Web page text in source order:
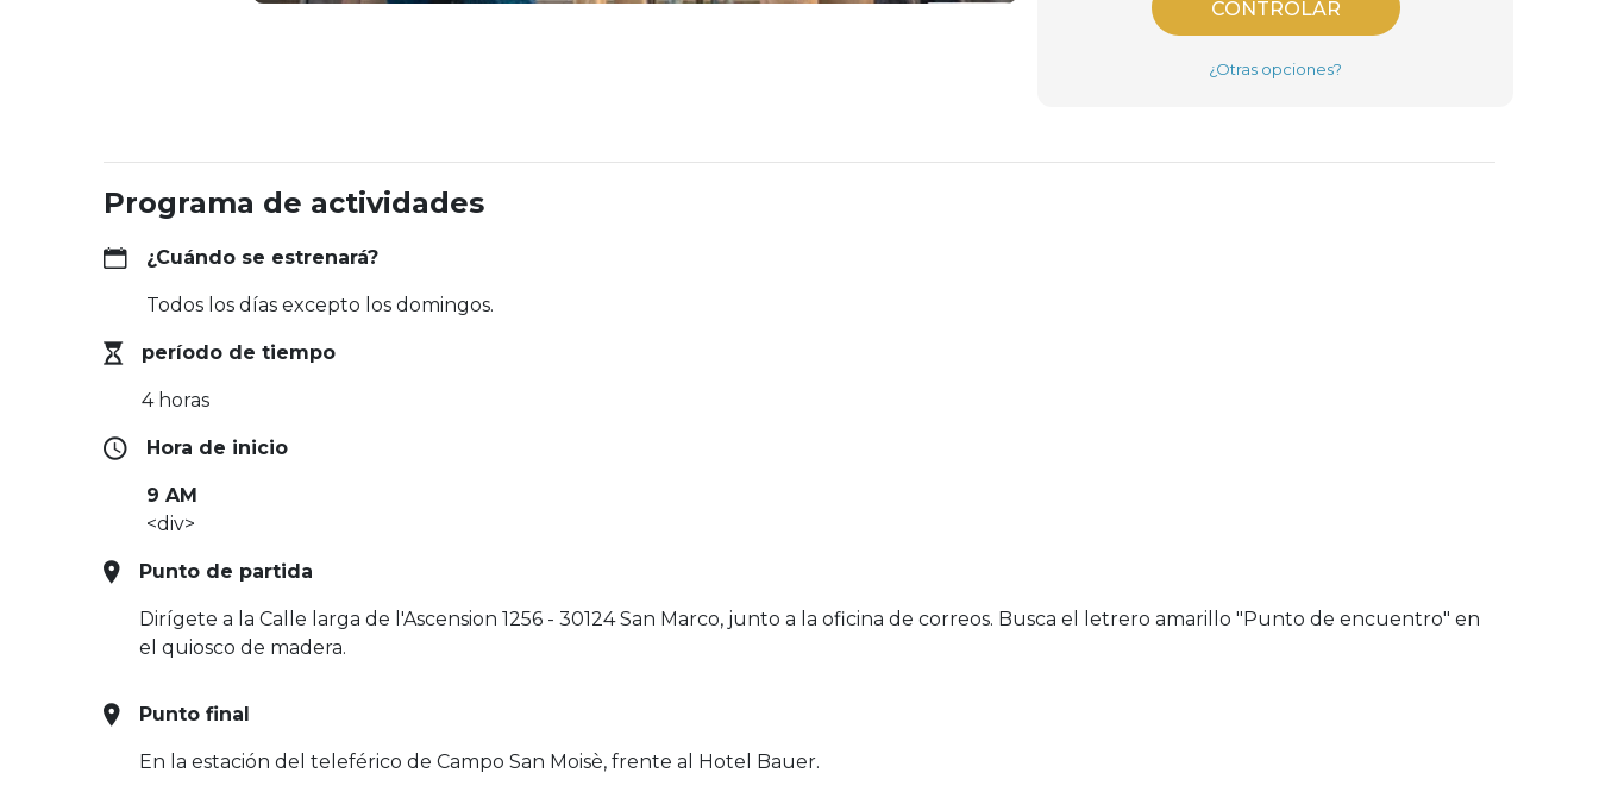
CONTROLAR
¿Otras opciones?
Programa de actividades
¿Cuándo se estrenará?
Todos los días excepto los domingos.
período de tiempo
4 horas
Hora de inicio
9 AM
<div>
Punto de partida
Dirígete a la Calle larga de l'Ascension 1256 - 30124 San Marco, junto a la oficina de correos. Busca el letrero amarillo "Punto de encuentro" en
el quiosco de madera.
Punto final
En la estación del teleférico de Campo San Moisè, frente al Hotel Bauer.